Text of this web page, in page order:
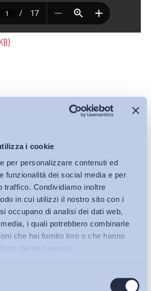
i cookie
per personalizzare contenuti ed
funzionalità dei social media e per
traffico. Condividiamo inoltre
in cui utilizzi il nostro sito con i
occupano di analisi dei dati web,
i quali potrebbero combinarle
che hai fornito loro o che hanno
dei loro servizi.
Newsletter